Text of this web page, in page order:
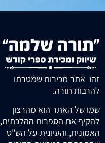
זהו אתר מכירות שמטרתו
להרבות תורה.
שמו של האתר הוא מהרצון
להקיף את הספרות ההלכתית,
האמונית, והעיונית על הש"ס